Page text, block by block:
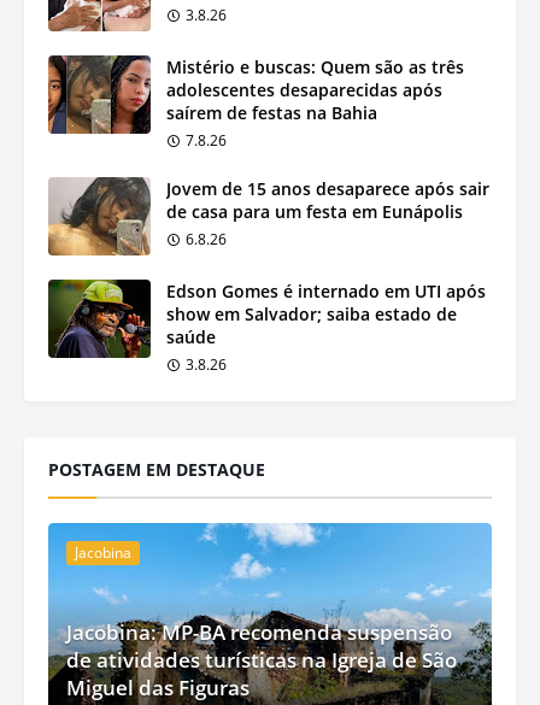
3.8.26
Mistério e buscas: Quem são as três
adolescentes desaparecidas após
saírem de festas na Bahia
7.8.26
Jovem de 15 anos desaparece após sair
de casa para um festa em Eunápolis
6.8.26
Edson Gomes é internado em UTI após
show em Salvador; saiba estado de
saúde
3.8.26
POSTAGEM EM DESTAQUE
Jacobina
Jacobina: MP-BA recomenda suspensão
de atividades turísticas na Igreja de São
Miguel das Figuras